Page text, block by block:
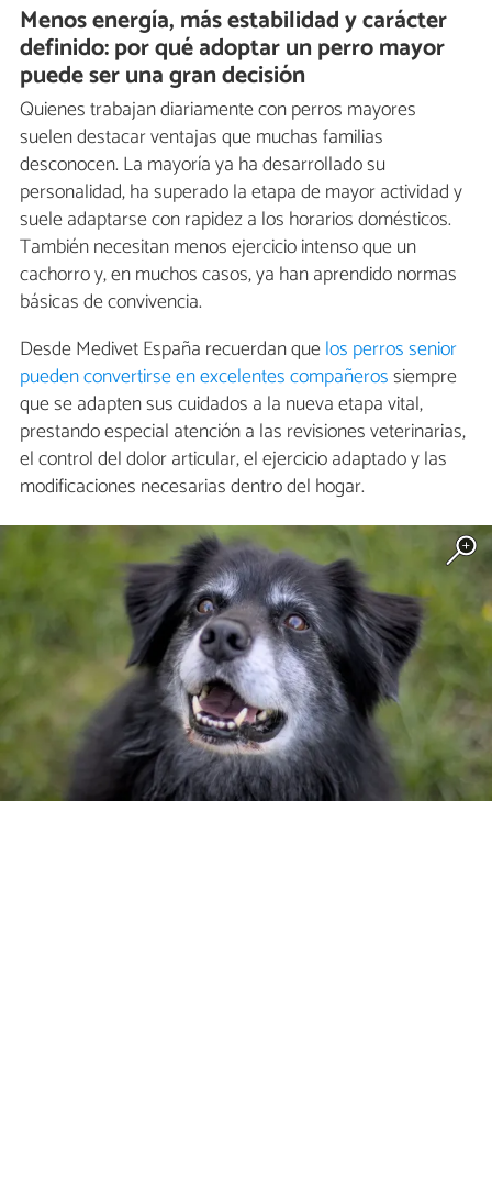
Menos energía, más estabilidad y carácter
definido: por qué adoptar un perro mayor
puede ser una gran decisión
Quienes trabajan diariamente con perros mayores
suelen destacar ventajas que muchas familias
desconocen. La mayoría ya ha desarrollado su
personalidad, ha superado la etapa de mayor actividad y
suele adaptarse con rapidez a los horarios domésticos.
También necesitan menos ejercicio intenso que un
cachorro y, en muchos casos, ya han aprendido normas
básicas de convivencia.
Desde Medivet España recuerdan quelos perros senior
pueden convertirse en excelentes compañerossiempre
que se adapten sus cuidados a la nueva etapa vital,
prestando especial atención a las revisiones veterinarias,
el control del dolor articular, el ejercicio adaptado y las
modificaciones necesarias dentro del hogar.